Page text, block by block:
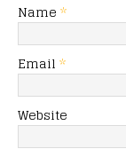
Name *
Email *
Website